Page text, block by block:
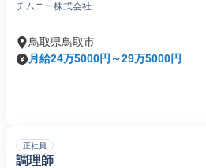
チムニー株式会社
鳥取県鳥取市
月給24万5000円～29万5000円
正社員
調理師